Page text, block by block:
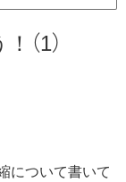
（1）
について書いて